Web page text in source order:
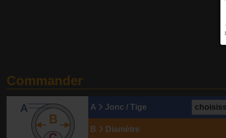
Commander
A Jonc / Tige
B Diamètre